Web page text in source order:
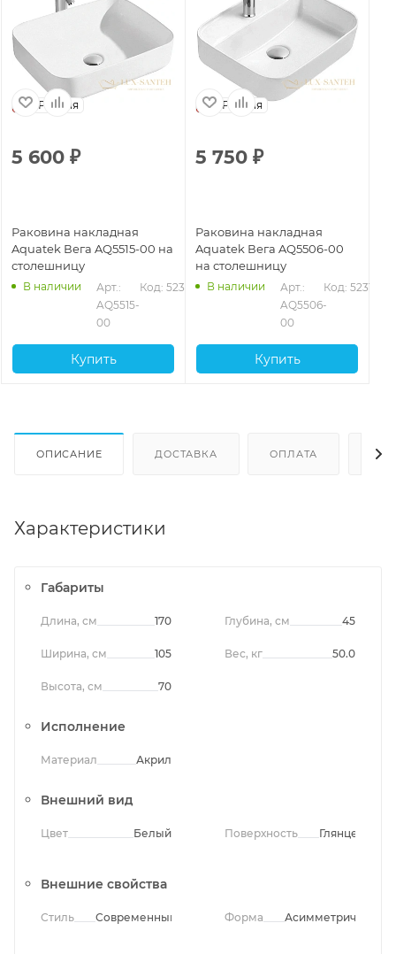
Россия
5 600 ₽
Раковина накладная
Aquatek Вега AQ5515-00 на
столешницу
В наличии
Арт.:
AQ5515-
00
Код: 52314
Купить
Россия
5 750 ₽
Раковина накладная
Aquatek Вега AQ5506-00
на столешницу
В наличии
Арт.:
AQ5506-
00
Код: 52313
Купить
ОПИСАНИЕ ДОСТАВКА ОПЛАТА
Характеристики
Габариты
Длина, см 170
Ширина, см 105
Высота, см 70
Глубина, см 45
Вес, кг 50.0
Исполнение
Материал Акрил
Внешний вид
Цвет Белый Поверхность Глянцевая
Внешние свойства
Стиль Современный Форма Асимметричная